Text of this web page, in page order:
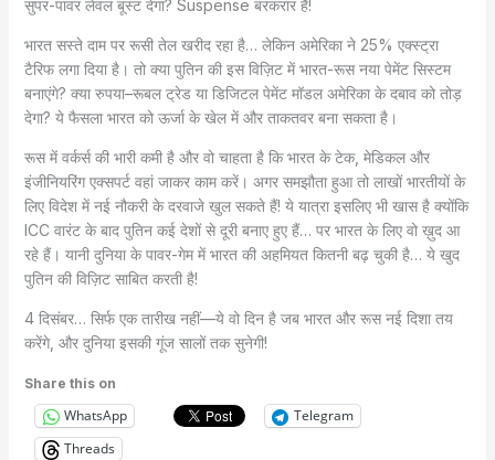
सुपर-पावर लेवल बूस्ट देगा? Suspense बरकरार है!
भारत सस्ते दाम पर रूसी तेल खरीद रहा है… लेकिन अमेरिका ने 25% एक्स्ट्रा
टैरिफ लगा दिया है। तो क्या पुतिन की इस विज़िट में भारत-रूस नया पेमेंट सिस्टम
बनाएंगे? क्या रुपया–रूबल ट्रेड या डिजिटल पेमेंट मॉडल अमेरिका के दबाव को तोड़
देगा? ये फैसला भारत को ऊर्जा के खेल में और ताकतवर बना सकता है।
रूस में वर्कर्स की भारी कमी है और वो चाहता है कि भारत के टेक, मेडिकल और
इंजीनियरिंग एक्सपर्ट वहां जाकर काम करें। अगर समझौता हुआ तो लाखों भारतीयों के
लिए विदेश में नई नौकरी के दरवाजे खुल सकते हैं! ये यात्रा इसलिए भी खास है क्योंकि
ICC वारंट के बाद पुतिन कई देशों से दूरी बनाए हुए हैं… पर भारत के लिए वो ख़ुद आ
रहे हैं। यानी दुनिया के पावर-गेम में भारत की अहमियत कितनी बढ़ चुकी है… ये खुद
पुतिन की विज़िट साबित करती है!
4 दिसंबर… सिर्फ एक तारीख नहीं—ये वो दिन है जब भारत और रूस नई दिशा तय
करेंगे, और दुनिया इसकी गूंज सालों तक सुनेगी!
Share this on
WhatsApp
Telegram
Threads